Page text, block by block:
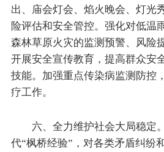
出、庙会灯会、焰火晚会、灯光
险评估和安全管控。强化对低温
森林草原火灾的监测预警、风险
开展安全宣传教育，提高群众安
技能。加强重点传染病监测防控
疗工作。
六、全力维护社会大局稳定
代“枫桥经验”，对各类矛盾纠纷